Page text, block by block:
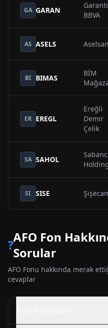
GA GARAN
Garanti
BBVA
AS ASELS Aselsan
BI BIMAS
BİM
ER EREGL
Ereğli
Demir
Çelik
SA SAHOL
SI SISE
?AFO Fon
Sorular
AFO Fonu hakkında merak
cevaplar